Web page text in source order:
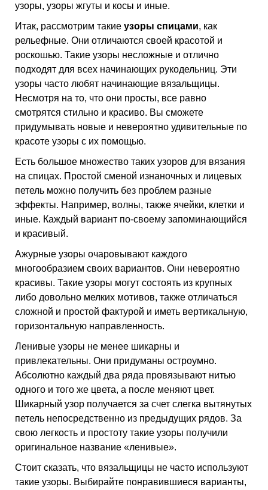
узоры, узоры жгуты и косы и иные.
Итак, рассмотрим такие узоры спицами, как
рельефные. Они отличаются своей красотой и
роскошью. Такие узоры несложные и отлично
подходят для всех начинающих рукодельниц. Эти
узоры часто любят начинающие вязальщицы.
Несмотря на то, что они просты, все равно
смотрятся стильно и красиво. Вы сможете
придумывать новые и невероятно удивительные по
красоте узоры с их помощью.
Есть большое множество таких узоров для вязания
на спицах. Простой сменой изнаночных и лицевых
петель можно получить без проблем разные
эффекты. Например, волны, также ячейки, клетки и
иные. Каждый вариант по-своему запоминающийся
и красивый.
Ажурные узоры очаровывают каждого
многообразием своих вариантов. Они невероятно
красивы. Такие узоры могут состоять из крупных
либо довольно мелких мотивов, также отличаться
сложной и простой фактурой и иметь вертикальную,
горизонтальную направленность.
Ленивые узоры не менее шикарны и
привлекательны. Они придуманы остроумно.
Абсолютно каждый два ряда провязывают нитью
одного и того же цвета, а после меняют цвет.
Шикарный узор получается за счет слегка вытянутых
петель непосредственно из предыдущих рядов. За
свою легкость и простоту такие узоры получили
оригинальное название «ленивые».
Стоит сказать, что вязальщицы не часто используют
такие узоры. Выбирайте понравившиеся варианты,